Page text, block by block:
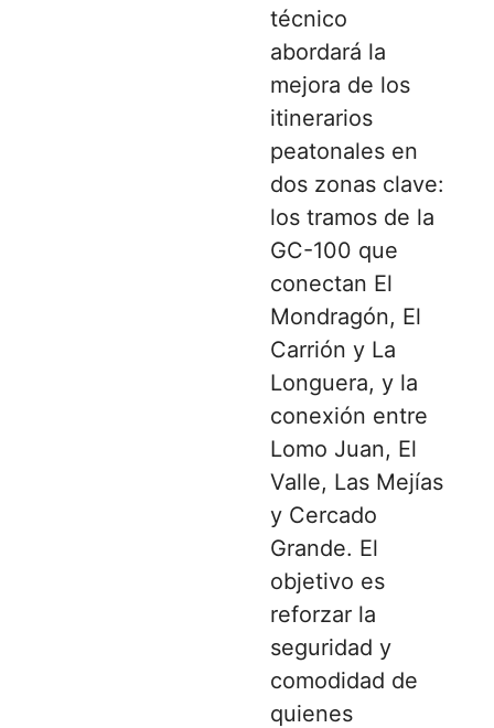
técnico
abordará la
mejora de los
itinerarios
peatonales en
dos zonas clave:
los tramos de la
GC-100 que
conectan El
Mondragón, El
Carrión y La
Longuera, y la
conexión entre
Lomo Juan, El
Valle, Las Mejías
y Cercado
Grande. El
objetivo es
reforzar la
seguridad y
comodidad de
quienes